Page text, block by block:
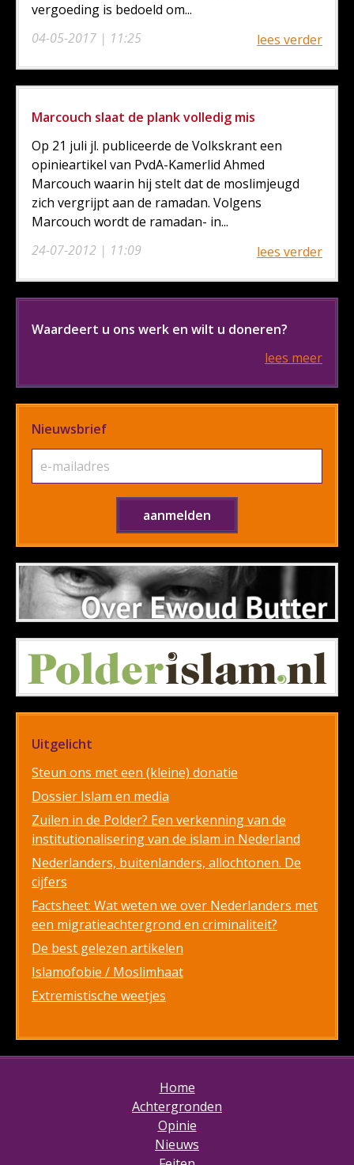
04-05-2017 | 11:25
vergoeding is bedoeld om...
lees verder
Marcouch slaat de plank volledig mis
24-07-2012 | 11:09
Op 21 juli jl. publiceerde de Volkskrant een
opinieartikel van PvdA-Kamerlid Ahmed
Marcouch waarin hij stelt dat de moslimjeugd
zich vergrijpt aan de ramadan. Volgens
Marcouch wordt de ramadan- in...
lees verder
Waardeert u ons werk en wilt u doneren?
lees meer
Nieuwsbrief
Uitgelicht
Steun ons met een (kleine) donatie
Dossier Islam en media
Zuilen in de Polder? Een verkenning van de
institutionalisering van de islam in Nederland
Nederlanders, buitenlanders, allochtonen. De
cijfers
Factsheet: Wat weten we over Nederlanders met
een migratieachtergrond en criminaliteit?
De best gelezen artikelen
Islamofobie / Moslimhaat
Extremistische weetjes
Home
Achtergronden
Opinie
Nieuws